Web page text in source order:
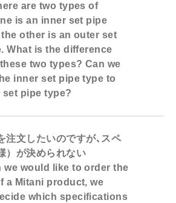
are two types of
is an inner set pipe
other is an outer set
What is the difference
two types? Can we
inner set pipe type to
set pipe type?
注文したいのですが､スペ
）が決められない
we would like to order the
a Mitani product, we
which specifications